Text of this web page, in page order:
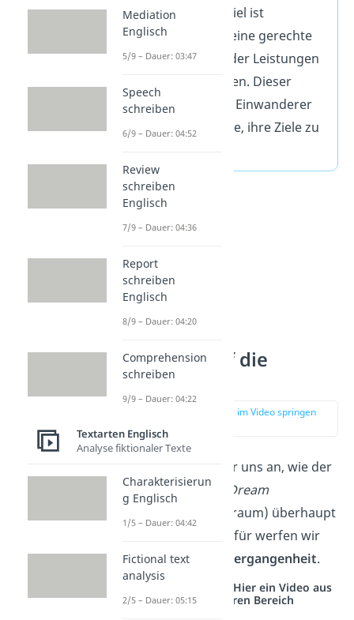
verankert. Das Ziel ist
Wohlstand und eine gerechte
Gesellschaft, in der Leistungen
anerkannt werden. Dieser
Traum motiviert Einwanderer
und Einheimische, ihre Ziele zu
Ein Blick auf die
Geschichte
zur Stelle im Video springen
Zuerst schauen wir uns an, wie der
BegriffAmerican Dream
(amerikanischer Traum) überhaupt
ist. Dafür werfen wir
einen Blick in die
Vergangenheit.
Studyflix vernetzt: Hier ein Video aus
einem anderen Bereich
Mediation
Englisch
5/9 – Dauer: 03:47
Speech
schreiben
6/9 – Dauer: 04:52
Review
schreiben
Englisch
7/9 – Dauer: 04:36
Report
schreiben
Englisch
8/9 – Dauer: 04:20
Comprehension
schreiben
9/9 – Dauer: 04:22
Textarten Englisch
Analyse fiktionaler Texte
Charakterisierun
g Englisch
1/5 – Dauer: 04:42
Fictional text
analysis
2/5 – Dauer: 05:15